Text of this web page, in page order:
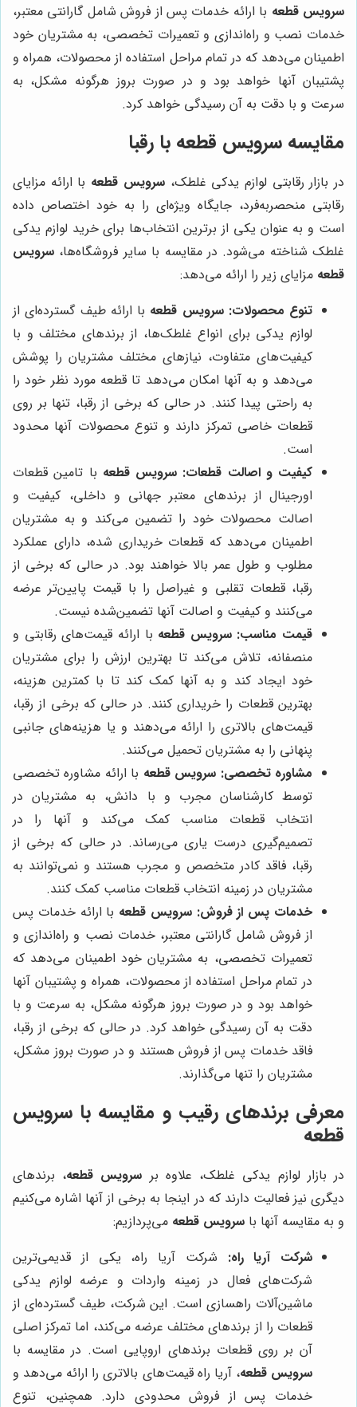
سرویس قطعه با ارائه خدمات پس از فروش شامل گارانتی معتبر،
خدمات نصب و راه‌اندازی و تعمیرات تخصصی، به مشتریان خود
اطمینان می‌دهد که در تمام مراحل استفاده از محصولات، همراه و
پشتیبان آنها خواهد بود و در صورت بروز هرگونه مشکل، به
سرعت و با دقت به آن رسیدگی خواهد کرد.
مقایسه سرویس قطعه با رقبا
در بازار رقابتی لوازم یدکی غلطک،سرویس قطعه با ارائه مزایای
رقابتی منحصربه‌فرد، جایگاه ویژه‌ای را به خود اختصاص داده
است و به عنوان یکی از برترین انتخاب‌ها برای خرید لوازم یدکی
غلطک شناخته می‌شود. در مقایسه با سایر فروشگاه‌ها، سرویس
قطعه مزایای زیر را ارائه می‌دهد:
تنوع محصولات: سرویس قطعه با ارائه طیف گسترده‌ای از
لوازم یدکی برای انواع غلطک‌ها، از برندهای مختلف و با
کیفیت‌های متفاوت، نیازهای مختلف مشتریان را پوشش
می‌دهد و به آنها امکان می‌دهد تا قطعه مورد نظر خود را
به راحتی پیدا کنند. در حالی که برخی از رقبا، تنها بر روی
قطعات خاصی تمرکز دارند و تنوع محصولات آنها محدود
است.
کیفیت و اصالت قطعات: سرویس قطعه با تامین قطعات
اورجینال از برندهای معتبر جهانی و داخلی، کیفیت و
اصالت محصولات خود را تضمین می‌کند و به مشتریان
اطمینان می‌دهد که قطعات خریداری شده، دارای عملکرد
مطلوب و طول عمر بالا خواهند بود. در حالی که برخی از
رقبا، قطعات تقلبی و غیراصل را با قیمت پایین‌تر عرضه
می‌کنند و کیفیت و اصالت آنها تضمین‌شده نیست.
قیمت مناسب: سرویس قطعه با ارائه قیمت‌های رقابتی و
منصفانه، تلاش می‌کند تا بهترین ارزش را برای مشتریان
خود ایجاد کند و به آنها کمک کند تا با کمترین هزینه،
بهترین قطعات را خریداری کنند. در حالی که برخی از رقبا،
قیمت‌های بالاتری را ارائه می‌دهند و یا هزینه‌های جانبی
پنهانی را به مشتریان تحمیل می‌کنند.
مشاوره تخصصی: سرویس قطعه با ارائه مشاوره تخصصی
توسط کارشناسان مجرب و با دانش، به مشتریان در
انتخاب قطعات مناسب کمک می‌کند و آنها را در
تصمیم‌گیری درست یاری می‌رساند. در حالی که برخی از
رقبا، فاقد کادر متخصص و مجرب هستند و نمی‌توانند به
مشتریان در زمینه انتخاب قطعات مناسب کمک کنند.
خدمات پس از فروش: سرویس قطعه با ارائه خدمات پس
از فروش شامل گارانتی معتبر، خدمات نصب و راه‌اندازی و
تعمیرات تخصصی، به مشتریان خود اطمینان می‌دهد که
در تمام مراحل استفاده از محصولات، همراه و پشتیبان آنها
خواهد بود و در صورت بروز هرگونه مشکل، به سرعت و با
دقت به آن رسیدگی خواهد کرد. در حالی که برخی از رقبا،
فاقد خدمات پس از فروش هستند و در صورت بروز مشکل،
مشتریان را تنها می‌گذارند.
معرفی برندهای رقیب و مقایسه با سرویس
قطعه
در بازار لوازم یدکی غلطک، علاوه بر سرویس قطعه، برندهای
دیگری نیز فعالیت دارند که در اینجا به برخی از آنها اشاره می‌کنیم
و به مقایسه آنها با سرویس قطعه می‌پردازیم:
شرکت آریا راه: شرکت آریا راه، یکی از قدیمی‌ترین
شرکت‌های فعال در زمینه واردات و عرضه لوازم یدکی
ماشین‌آلات راهسازی است. این شرکت، طیف گسترده‌ای از
قطعات را از برندهای مختلف عرضه می‌کند، اما تمرکز اصلی
آن بر روی قطعات برندهای اروپایی است. در مقایسه با
سرویس قطعه، آریا راه قیمت‌های بالاتری را ارائه می‌دهد و
خدمات پس از فروش محدودی دارد. همچنین، تنوع